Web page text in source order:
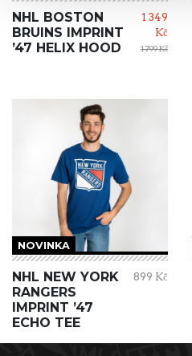
NHL BOSTON
BRUINS IMPRINT
’47 HELIX HOOD
1 349
Kč
1 799 Kč
NOVINKA
NHL NEW YORK
RANGERS
IMPRINT ’47
ECHO TEE
899 Kč